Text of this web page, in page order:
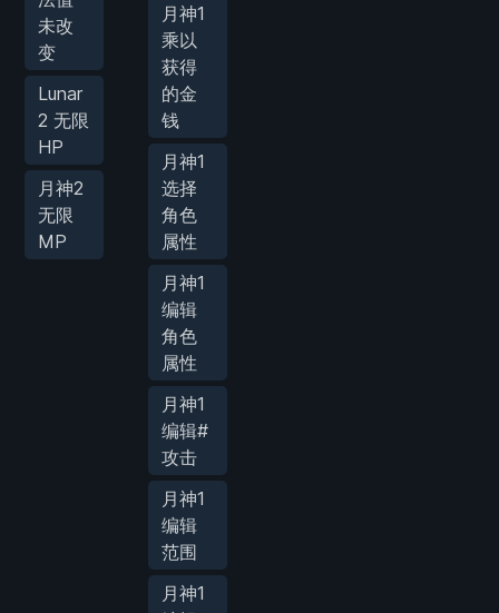
未改
变
Lunar
2 无限
HP
月神2
无限
MP
月神1
乘以
获得
的金
钱
月神1
选择
角色
属性
月神1
编辑
角色
属性
月神1
编辑#
攻击
月神1
编辑
范围
月神1